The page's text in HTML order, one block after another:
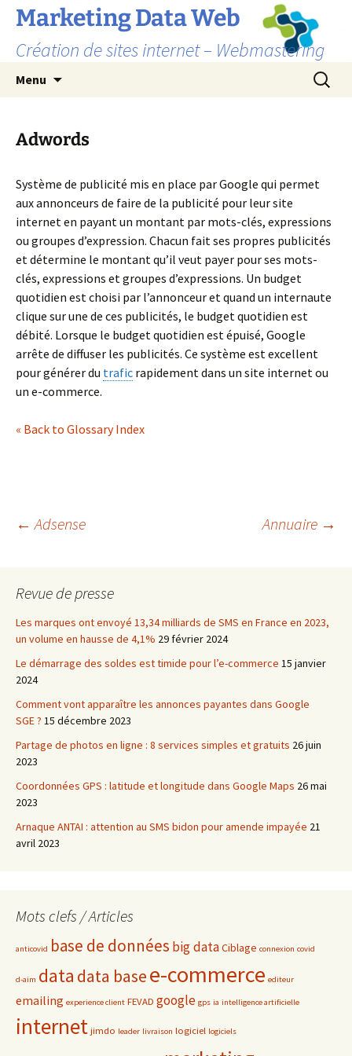
Marketing Data Web
Création de sites internet – Webmastering
Menu
Adwords
Système de publicité mis en place par Google qui permet
aux annonceurs de faire de la publicité pour leur site
internet en payant un montant par mots-clés, expressions
ou groupes d’expression. Chacun fait ses propres publicités
et détermine le montant qu’il veut payer pour ses mots-
clés, expressions et groupes d’expressions. Un budget
quotidien est choisi par l’annonceur et quand un internaute
clique sur une de ces publicités, le budget quotidien est
débité. Lorsque le budget quotidien est épuisé, Google
arrête de diffuser les publicités. Ce système est excellent
pour générer du trafic rapidement dans un site internet ou
un e-commerce.
« Back to Glossary Index
Navigation
des
articles
← Adsense Annuaire →
Revue de presse
Les marques ont envoyé 13,34 milliards de SMS en France en 2023,
un volume en hausse de 4,1% 29 février 2024
Le démarrage des soldes est timide pour l’e-commerce 15 janvier
2024
Comment vont apparaître les annonces payantes dans Google
SGE ? 15 décembre 2023
Partage de photos en ligne : 8 services simples et gratuits 26 juin
2023
Coordonnées GPS : latitude et longitude dans Google Maps 26 mai
2023
Arnaque ANTAI : attention au SMS bidon pour amende impayée 21
avril 2023
Mots clefs / Articles
anticovid base de données big dataCiblage connexion covid
d-aim data data basee-commerce editeur
emailing experience client FEVAD google gps ia intelligence artificielle
internetjimdo leader livraison logiciel logiciels